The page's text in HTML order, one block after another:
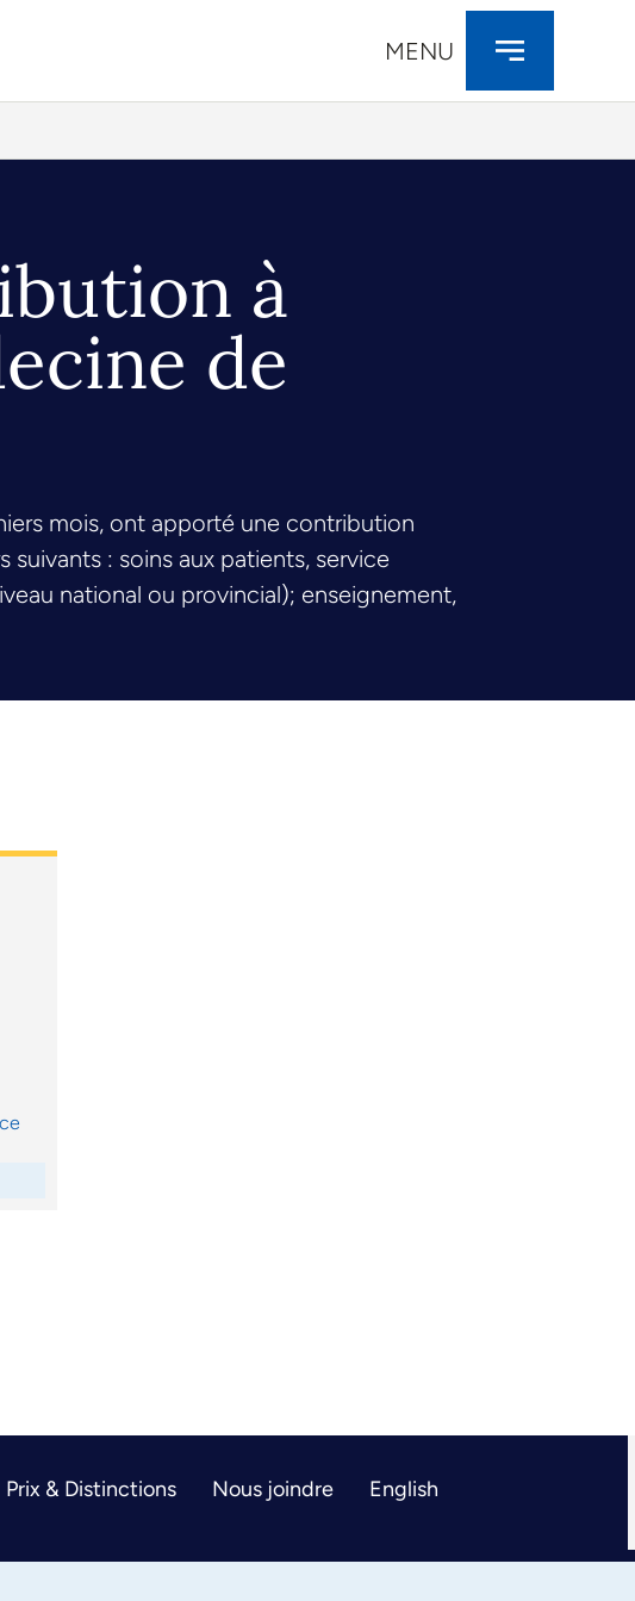
MENU
à
de
mois, ont apporté une contribution
: soins aux patients, service
national ou provincial); enseignement,
Prix & Distinctions Nous joindre English